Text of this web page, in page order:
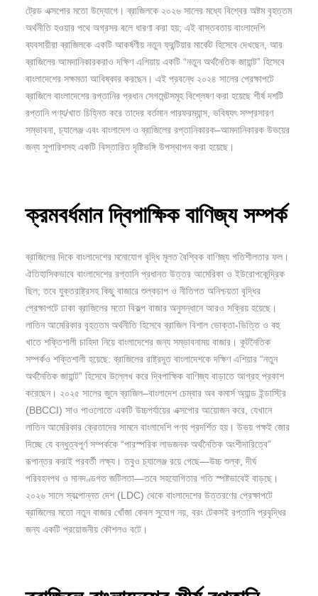
ট্রেড এক্সপোর মতো উদ্যোগে। ব্রাজিলকে ২০২৬ সালের মধ্যে বিশ্বের অষ্টম বৃহত্তম
অর্থনীতি হওয়ার পথে অগ্রসর বলে ধারণা করা হয়; এই বাস্তবতায় বাংলাদেশি
ব্যবসায়ীরা ব্রাজিলকে একটি আকর্ষণীয় নতুন ফ্রন্টিয়ার মার্কেট হিসেবে দেখছেন, আর
ব্রাজিলের আমদানিকারকরাও দক্ষিণ এশিয়ায় একটি “নতুন অর্থনৈতিক জায়ান্ট” হিসেবে
বাংলাদেশের সক্ষমতা আবিষ্কার করছেন। এই প্রবন্ধে ২০২৪ সালের প্রেক্ষাপটে
ব্রাজিলে বাংলাদেশের রপ্তানির প্রধান সেগমেন্টসমূহ বিশ্লেষণ করা হয়েছে শীর্ষ দশটি
রপ্তানি পণ্য/খাত চিহ্নিত করে তাদের বর্তমান পারফরম্যান্স, ভবিষ্যৎ সম্প্রসারণ
সম্ভাবনা, চ্যালেঞ্জ এবং বাংলাদেশ ও ব্রাজিলের রপ্তানিকারক–আমদানিকারক উভয়ের
জন্য সুপারিশসহ একটি বিস্তারিত দৃষ্টিভঙ্গি উপস্থাপন করা হয়েছে।
ক্রমবর্ধমানদ্বিপাক্ষিকবাণিজ্যসম্পর্ক
ব্রাজিলের দিকে বাংলাদেশের মনোযোগ বৃদ্ধি মূলত বৈশ্বিক বাণিজ্য গতিশীলতার ফল।
ঐতিহাসিকভাবে বাংলাদেশের রপ্তানি প্রধানত উত্তর আমেরিকা ও ইউরোপকেন্দ্রিক
ছিল; তবে যুক্তরাষ্ট্রসহ কিছু বাজারে শুল্কচাপ ও নীতিগত অনিশ্চয়তা বৃদ্ধির
প্রেক্ষাপটে ঢাকা ব্রাজিলের মতো বিকল্প বাজার অনুসন্ধানে আরও সক্রিয় হয়েছে।
লাতিন আমেরিকার বৃহত্তম অর্থনীতি হিসেবে ব্রাজিল বিশাল ভোক্তা-ভিত্তি ও বহু
খাতে শক্তিশালী চাহিদা নিয়ে বাংলাদেশের জন্য সম্ভাবনাময় বাজার। কূটনৈতিক
সম্পর্কও শক্তিশালী হয়েছে: ব্রাজিলের রাষ্ট্রদূত বাংলাদেশকে দক্ষিণ এশিয়ার “নতুন
অর্থনৈতিক জায়ান্ট” হিসেবে উল্লেখ করে দ্বিপাক্ষিক বাণিজ্য বাড়াতে আগ্রহ প্রকাশ
করেছেন। ২০২৫ সালের জুনে ব্রাজিল–বাংলাদেশ চেম্বার অব কমার্স অ্যান্ড ইন্ডাস্ট্রি
(BBCCI) সাও পাওলোতে একটি উচ্চপর্যায়ের এক্সপোর আয়োজন করে, যেখানে
লাতিন আমেরিকার ক্রেতাদের সামনে বাংলাদেশি পণ্য প্রদর্শিত হয়। উভয় পক্ষই জোর
দিচ্ছে যে বন্ধুত্বপূর্ণ সম্পর্ককে “পারস্পরিক লাভজনক অর্থনৈতিক অংশীদারিত্বে”
রূপান্তর করাই পরবর্তী লক্ষ্য। তবুও চ্যালেঞ্জ রয়ে গেছে—উচ্চ শুল্ক, দীর্ঘ
পরিবহনপথ ও মানদণ্ডগত জটিলতা—তবে সহযোগিতার গতি স্পষ্টভাবেই বাড়ছে।
২০২৬ সালে স্বল্পোন্নত দেশ (LDC) থেকে বাংলাদেশের উত্তরণের প্রেক্ষাপটে
ব্রাজিলের মতো নতুন বাজার খোঁজা কেবল সুযোগ নয়, বরং টেকসই রপ্তানি প্রবৃদ্ধির
জন্য একটি প্রয়োজনীয় কৌশলও বটে।